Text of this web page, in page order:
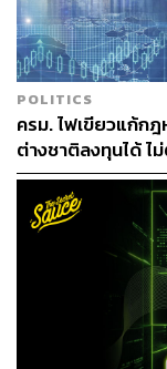
เมื่อไรที่พูดถึงคอน
สำเร็จ สร้างแรงบั
นึกถึงเพจคำคมสว
แค่ผิวๆ เพื่อโปรโม
ภาพเป็นแบบนั้น ทำ
ชัดๆ ไปเลย
โดยเพจ
ต้องมีที่มาที่ไป เท
อ่านแล้วได้อะไรก
ไปหนึ่งอย่างหรือไ
ที่เด่นๆ อีกจุดคือใ
POLITICS
ครม. ไฟเขียวแก้ก
ต่างชาติลงทุนได้